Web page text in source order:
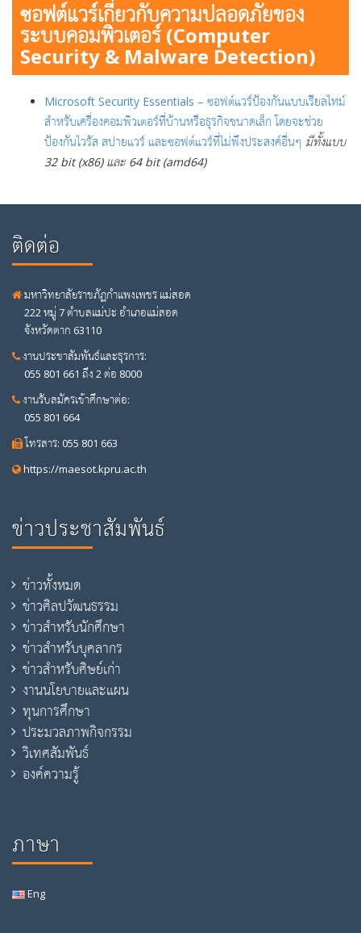
ซอฟต์แวร์เกี่ยวกับความปลอดภัยของ
ระบบคอมพิวเตอร์ (Computer
Security & Malware Detection)
Microsoft Security Essentials – ซอฟต์แวร์ป้องกันแบบเรียลไทม์
สำหรับเครื่องคอมพิวเตอร์ที่บ้านหรือธุรกิจขนาดเล็ก โดยจะช่วย
ป้องกันไวรัส สปายแวร์ และซอฟต์แวร์ที่ไม่พึงประสงค์อื่นๆ มีทั้งแบบ
32 bit (x86) และ 64 bit (amd64)
ติดต่อ
มหาวิทยาลัยราชภัฏกำแพงเพชร แม่สอด
222 หมู่ 7 ตำบลแม่ปะ อำเภอแม่สอด
จังหวัดตาก 63110
งานประชาสัมพันธ์และธุรการ:
055 801 661 ถึง 2 ต่อ 8000
งานรับสมัครเข้าศึกษาต่อ:
055 801 664
โทรสาร: 055 801 663
https://maesot.kpru.ac.th
ข่าวประชาสัมพันธ์
ข่าวทั้งหมด
ข่าวศิลปวัฒนธรรม
ข่าวสำหรับนักศึกษา
ข่าวสำหรับบุคลากร
ข่าวสำหรับศิษย์เก่า
งานนโยบายและแผน
ทุนการศึกษา
ประมวลภาพกิจกรรม
วิเทศสัมพันธ์
องค์ความรู้
ภาษา
Eng